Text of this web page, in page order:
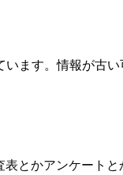
ます。情報が古
とかアンケートと